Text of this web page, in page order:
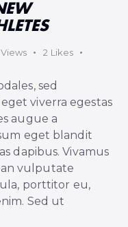
Views 2 Likes
sed
viverra egestas
augue a
eget blandit
dapibus. Vivamus
vulputate
porttitor eu,
Sed ut